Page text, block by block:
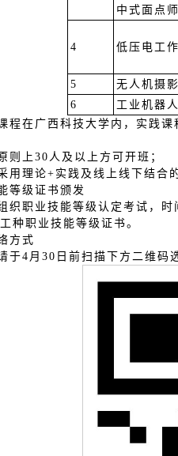
中式面点师
4 低压电工
5 无人机摄
6
工业机器
程在广西科技大学内，实践
则上30人及以上方可开班；
用理论+实践及线上线下结合
等级证书颁发
织职业技能等级认定考试，
种职业技能等级证书。
方式
于4月30日前扫描下方二维码